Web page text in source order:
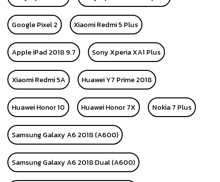
Google Pixel 2 Xiaomi Redmi 5 Plus
Apple iPad 2018 9.7 Sony Xperia XA1 Plus
Xiaomi Redmi 5A Huawei Y7 Prime 2018
Huawei Honor 10 Huawei Honor 7X Nokia 7 Plus
Samsung Galaxy A6 2018 (A600)
Samsung Galaxy A6 2018 Dual (A600)